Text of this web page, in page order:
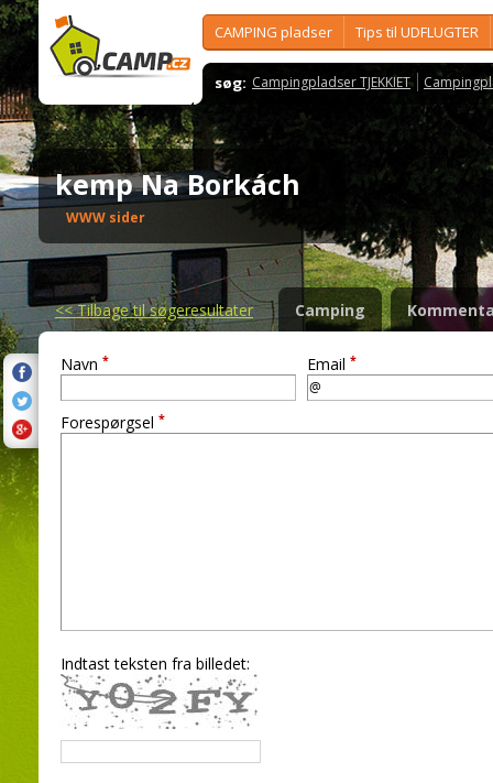
CAMPING pladser Tips til UDFLUGTER
søg: Campingpladser TJEKKIET
kemp Na Borkách
WWW sider
<<Tilbage til søgeresultater Camping
Navn * Email *
Forespørgsel *
Indtast teksten fra billedet: